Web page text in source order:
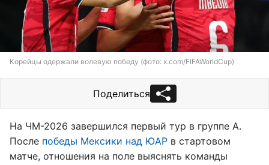
Корейцы одержали волевую победу (фото: x.com/FIFAWorldCup)
Поделиться
На ЧМ-2026 завершился первый тур в группе А.
После победы Мексики над ЮАР в стартовом
матче, отношения на поле выяснять команды